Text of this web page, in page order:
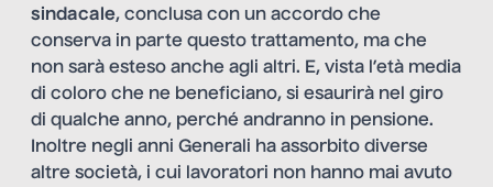
sindacale, conclusa con un accordo che
conserva in parte questo trattamento, ma che
non sarà esteso anche agli altri. E, vista l’età media
di coloro che ne beneficiano, si esaurirà nel giro
di qualche anno, perché andranno in pensione.
Inoltre negli anni Generali ha assorbito diverse
altre società, i cui lavoratori non hanno mai avuto